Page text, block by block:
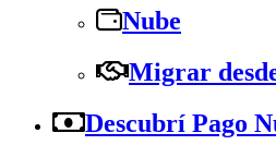
Nube
Migrar
Descubrí Pago